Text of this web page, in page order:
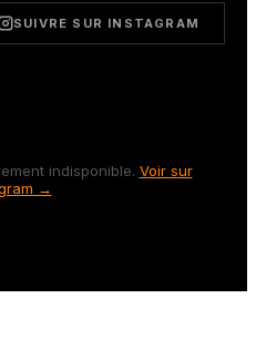
SUIVRE SUR INSTAGRAM
indisponible. Voir sur
→